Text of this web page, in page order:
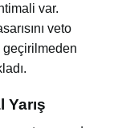
var.
veto
Yarış